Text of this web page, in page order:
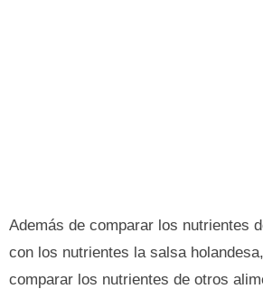
Además de comparar los nutrientes
con los nutrientes la salsa
comparar los nutrientes de otros